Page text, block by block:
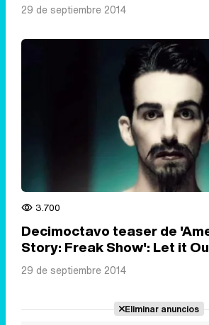
29 de septiembre 2014
3.700
Decimoctavo teaser de
Story: Freak Show': Let it
29 de septiembre 2014
Eliminar anuncios